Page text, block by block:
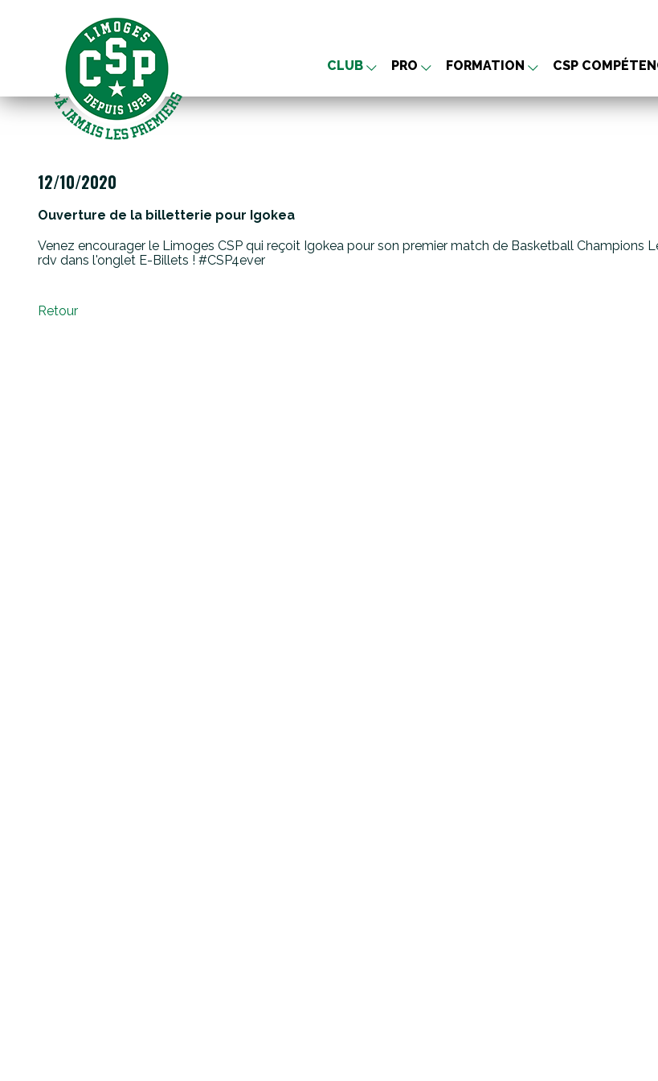
auCLUB PRO FORMATION CSP
12/10/2020
Ouverture de la billetterie pour Igokea
Venez encourager le Limoges CSP qui reçoit Igokea pour son premier match de Basketball Champions
rdv dans l'onglet E-Billets ! #CSP4ever
Retour